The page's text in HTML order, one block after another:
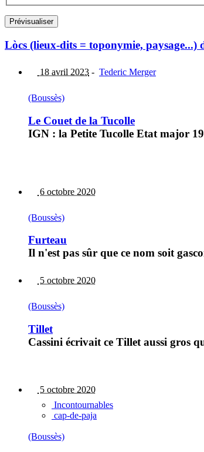
Lòcs (lieux-dits = toponymie, paysage...)
18 avril 2023 - Tederic Merger
(Boussès)
Le Couet de la Tucolle
IGN : la Petite Tucolle Etat major
6 octobre 2020
(Boussès)
Furteau
Il n'est pas sûr que ce nom soit
5 octobre 2020
(Boussès)
Tillet
Cassini écrivait ce Tillet aussi gros
5 octobre 2020
Incontournables
cap-de-paja
(Boussès)